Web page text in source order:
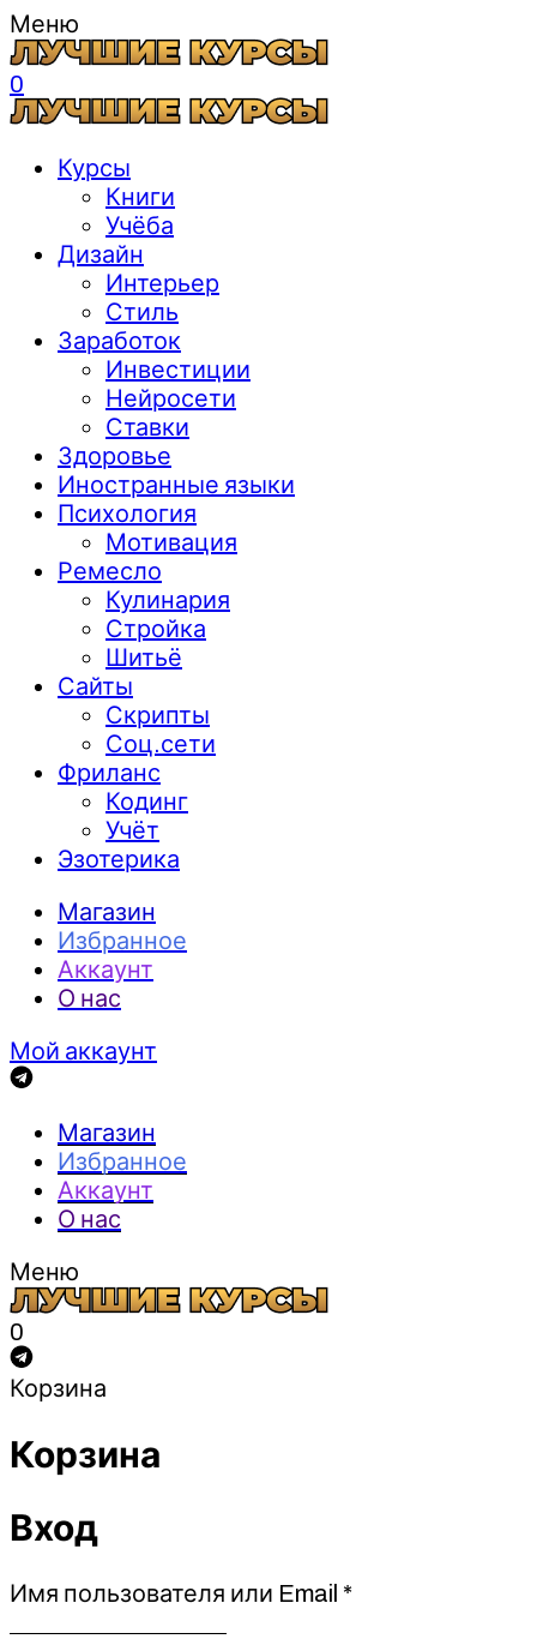
Меню
0
Курсы
Книги
Учёба
Дизайн
Интерьер
Стиль
Заработок
Инвестиции
Нейросети
Ставки
Здоровье
Иностранные языки
Психология
Мотивация
Ремесло
Кулинария
Стройка
Шитьё
Сайты
Скрипты
Соц.сети
Фриланс
Кодинг
Учёт
Эзотерика
Магазин
Избранное
Аккаунт
О нас
Мой аккаунт
Магазин
Избранное
Аккаунт
О нас
Меню
0
Корзина
Корзина
Вход
Имя пользователя или Email *Обязательно